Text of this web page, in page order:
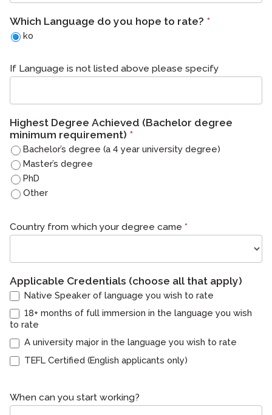
Which Language do you hope to rate? *
ko
If Language is not listed above please specify
Highest Degree Achieved (Bachelor degree
minimum requirement) *
Bachelor’s degree (a 4 year university degree)
Master’s degree
PhD
Other
Country from which your degree came *
Applicable Credentials (choose all that apply)
Native Speaker of language you wish to rate
18+ months of full immersion in the language you wish
to rate
A university major in the language you wish to rate
TEFL Certified (English applicants only)
When can you start working?